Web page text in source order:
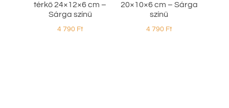
térkő 24×12×6 cm –
Sárga színű
4 790 Ft
20×10×6 cm – Sárga
színű
4 790 Ft